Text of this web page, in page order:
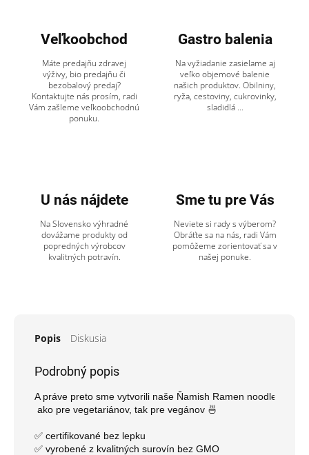
Veľkoobchod
Máte predajňu zdravej
výživy, bio predajňu či
bezobalový predaj?
Kontaktujte nás prosím, radi
Vám zašleme veľkoobchodnú
ponuku.
Gastro balenia
Na vyžiadanie zasielame aj
veľko objemové balenie
našich produktov. Obilniny,
ryža, cestoviny, cukrovinky,
sladidlá ...
U nás nájdete
Na Slovensko výhradné
dovážame produkty od
popredných výrobcov
kvalitných potravín.
Sme tu pre Vás
Neviete si rady s výberom?
Obráťte sa na nás, radi Vám
pomôžeme zorientovať sa v
našej ponuke.
Popis Diskusia
Podrobný popis
A práve preto sme vytvorili naše Ňamish Ramen noodles –
ako pre vegetariánov, tak pre vegánov 🍜
✅ certifikované bez lepku
✅ vyrobené z kvalitných surovín bez GMO